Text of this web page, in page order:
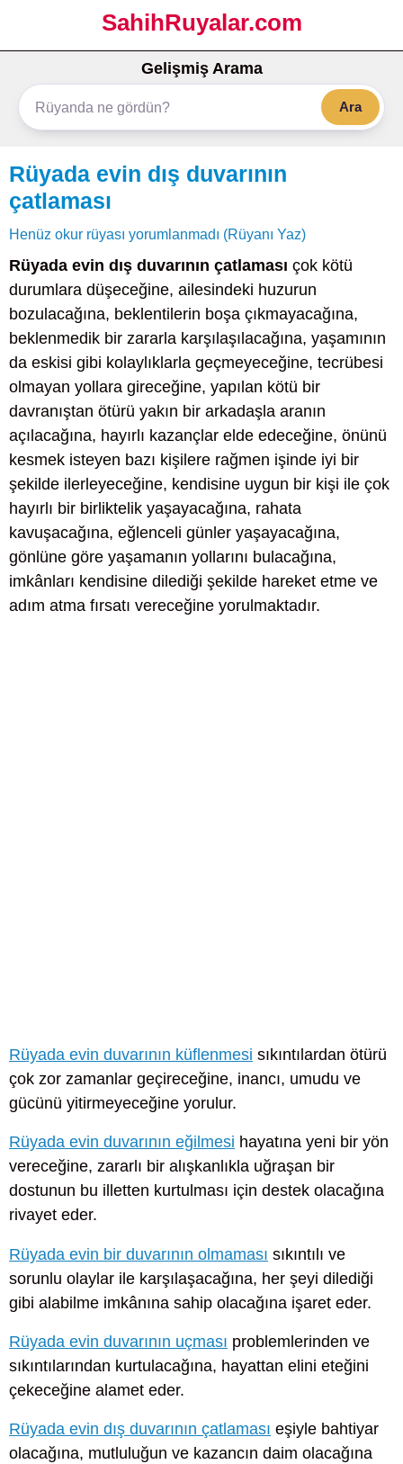
SahihRuyalar.com
Gelişmiş Arama
Ara
Rüyada evin dış duvarının
çatlaması
Henüz okur rüyası yorumlanmadı (Rüyanı Yaz)
Rüyada evin dış duvarının çatlaması çok kötü
durumlara düşeceğine, ailesindeki huzurun
bozulacağına, beklentilerin boşa çıkmayacağına,
beklenmedik bir zararla karşılaşılacağına, yaşamının
da eskisi gibi kolaylıklarla geçmeyeceğine, tecrübesi
olmayan yollara gireceğine, yapılan kötü bir
davranıştan ötürü yakın bir arkadaşla aranın
açılacağına, hayırlı kazançlar elde edeceğine, önünü
kesmek isteyen bazı kişilere rağmen işinde iyi bir
şekilde ilerleyeceğine, kendisine uygun bir kişi ile çok
hayırlı bir birliktelik yaşayacağına, rahata
kavuşacağına, eğlenceli günler yaşayacağına,
gönlüne göre yaşamanın yollarını bulacağına,
imkânları kendisine dilediği şekilde hareket etme ve
adım atma fırsatı vereceğine yorulmaktadır.
Rüyada evin duvarının küflenmesi sıkıntılardan ötürü
çok zor zamanlar geçireceğine, inancı, umudu ve
gücünü yitirmeyeceğine yorulur.
Rüyada evin duvarının eğilmesi hayatına yeni bir yön
vereceğine, zararlı bir alışkanlıkla uğraşan bir
dostunun bu illetten kurtulması için destek olacağına
rivayet eder.
Rüyada evin bir duvarının olmaması sıkıntılı ve
sorunlu olaylar ile karşılaşacağına, her şeyi dilediği
gibi alabilme imkânına sahip olacağına işaret eder.
Rüyada evin duvarının uçması problemlerinden ve
sıkıntılarından kurtulacağına, hayattan elini eteğini
çekeceğine alamet eder.
Rüyada evin dış duvarının çatlaması eşiyle bahtiyar
olacağına, mutluluğun ve kazancın daim olacağına